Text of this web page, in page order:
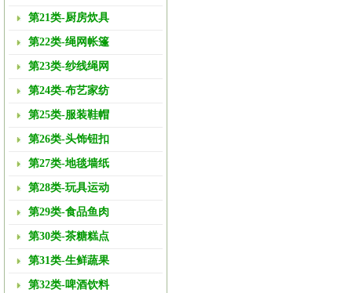
第21类-厨房炊具
第22类-绳网帐篷
第23类-纱线绳网
第24类-布艺家纺
第25类-服装鞋帽
第26类-头饰钮扣
第27类-地毯墙纸
第28类-玩具运动
第29类-食品鱼肉
第30类-茶糖糕点
第31类-生鲜蔬果
第32类-啤酒饮料